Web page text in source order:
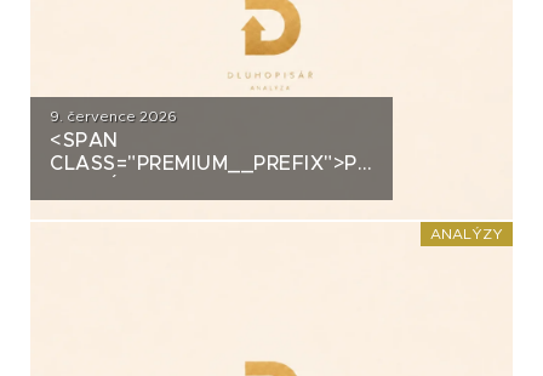
9. července 2026
<SPAN
CLASS="PREMIUM__PREFIX">PREMIUM</
ANALÝZY